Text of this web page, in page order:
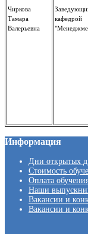
Чиркова
Тамара
Валерьевна
кафедрой
Информация
Дни открытых
Стоимость
Оплата
Наши
Вакансии и
Вакансии и